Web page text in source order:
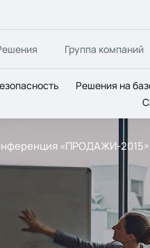
Группа компаний
Решения на
«ПРОДАЖИ-2015»